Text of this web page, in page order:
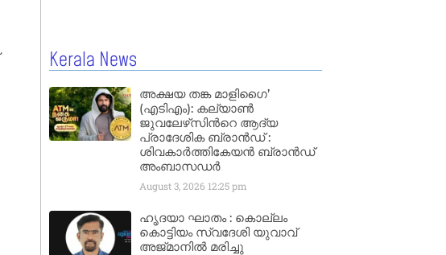
Kerala News
അക്ഷയ തങ്ക മാളിഗൈ’
(എടിഎം): കല്യാണ്‍
ജുവലേഴ്‌സിന്‍റെ ആദ്യ
പ്രാദേശിക ബ്രാന്‍ഡ് :
ശിവകാര്‍ത്തികേയന്‍ ബ്രാന്‍ഡ്
അംബാസഡര്‍
August 3, 2026 12:25 pm
ഹൃദയാ ഘാതം : കൊല്ലം
കൊട്ടിയം സ്വദേശി യുവാവ്
അജ്മാനിൽ മരിച്ചു